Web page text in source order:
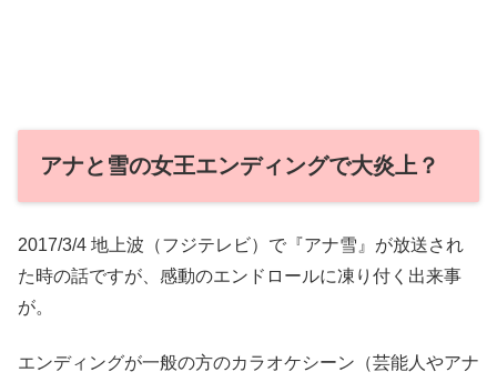
アナと雪の女王エンディングで大炎上？
2017/3/4 地上波（フジテレビ）で『アナ雪』が放送され
た時の話ですが、感動のエンドロールに凍り付く出来事
が。
エンディングが一般の方のカラオケシーン（芸能人やアナ